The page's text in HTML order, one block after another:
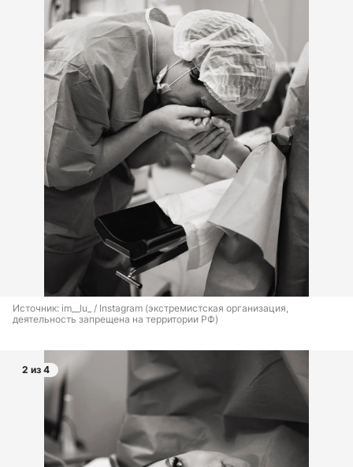
Источник: im__lu_ / Instagram (экстремистская организация,
деятельность запрещена на территории РФ)
2 из 4